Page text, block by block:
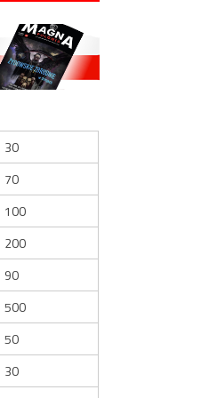
30
70
100
200
90
500
50
30